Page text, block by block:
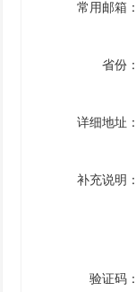
常用邮箱：
省份：
详细地址：
补充说明：
验证码：